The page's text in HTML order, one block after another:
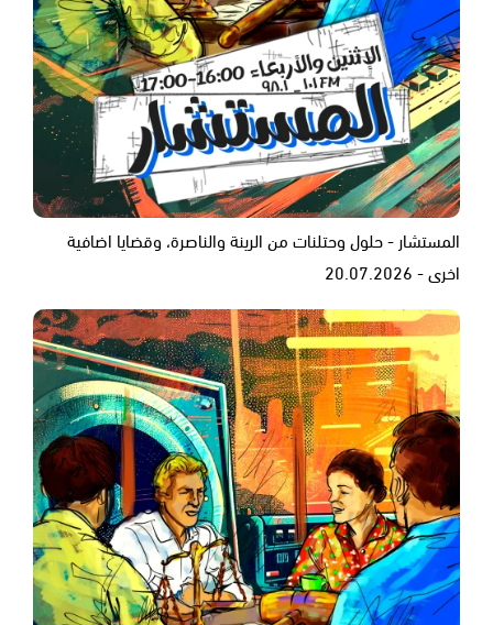
المستشار - حلول وحتلنات من الرينة والناصرة، وقضايا اضافية
اخرى - 20.07.2026